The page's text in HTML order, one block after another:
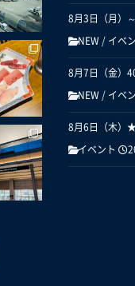
8月3日（月）
NEW / イベ
8月7日（金）
NEW / イベ
8月6日（木）
イベント